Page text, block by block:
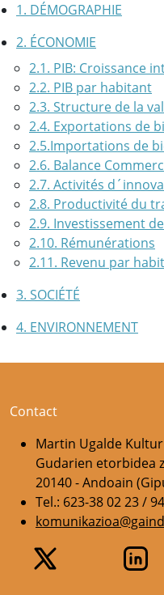
1. DÉMOGRAPHIE
2. ÉCONOMIE
2.1. PIB: Croissance
2.2. PIB par habitant
2.3. Structure de la
2.4. Exportations de
2.5.Importations de
2.6. Balance
2.7. Activités
2.8. Productivité du
2.9. Investissement
2.10. Rémunérations
2.11. Revenu par
3. SOCIÉTÉ
4. ENVIRONNEMENT
Contact
Martin Ugalde
Gudarien etorbidea
20140 - Andoain
Tel.: 623-38 02 23 /